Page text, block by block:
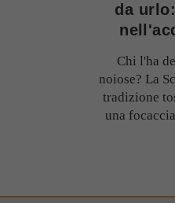
da
Chi l'ha
noiose? La
tradizione
una